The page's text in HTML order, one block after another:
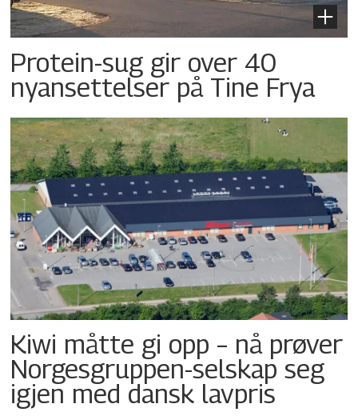
Protein-sug gir over 40
nyansettelser på Tine Frya
Kiwi måtte gi opp – nå prøver
Norgesgruppen-selskap seg
igjen med dansk lavpris